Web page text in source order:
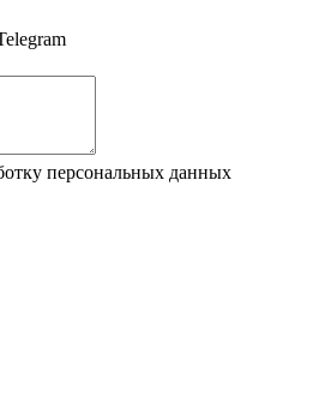
персональных данных